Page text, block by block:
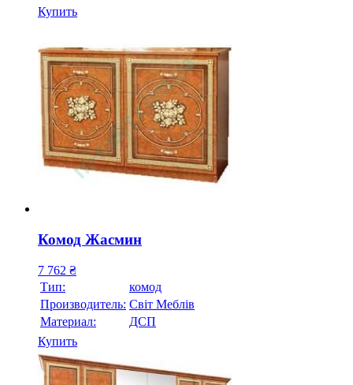
Купить
Комод Жасмин
7 762 ₴
Тип:
комод
Производитель: Свiт Меблiв
Материал:
ДСП
Купить